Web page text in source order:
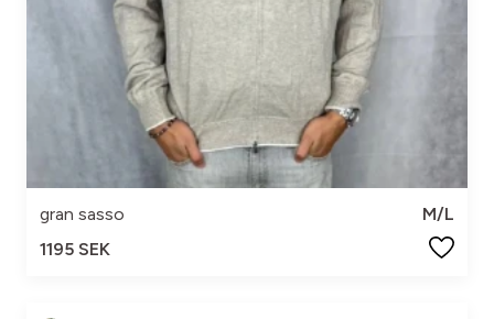
gran sasso
M/L
1195 SEK